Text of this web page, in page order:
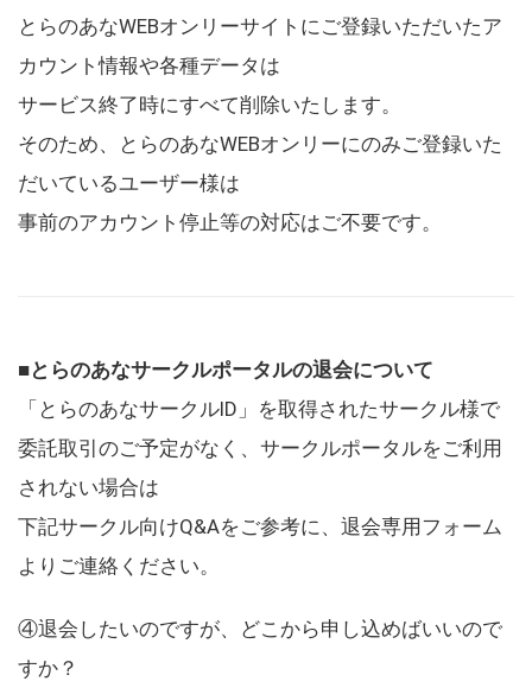
とらのあなWEBオンリーサイトにご登録いただいたア
カウント情報や各種データは
サービス終了時にすべて削除いたします。
そのため、とらのあなWEBオンリーにのみご登録いた
だいているユーザー様は
事前のアカウント停止等の対応はご不要です。
■とらのあなサークルポータルの退会について
「とらのあなサークルID」を取得されたサークル様で
委託取引のご予定がなく、サークルポータルをご利用
されない場合は
下記サークル向けQ&Aをご参考に、退会専用フォーム
よりご連絡ください。
④退会したいのですが、どこから申し込めばいいので
すか？